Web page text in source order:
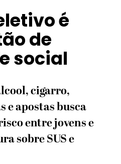
é
de
social
cigarro,
e apostas busca
entre jovens e
sobre SUS e